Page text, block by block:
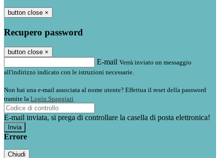
button close ×
Recupero password
button close ×
E-mail Verrà inviato un messaggio
all'indirizzo indicato con le istruzioni necessarie.
Non hai una e-mail associata al nome utente? Effettua il reset della password
tramite la Login Spaggiari
E-mail inviata, si prega di controllare la casella di posta elettronica!
Errore
Chiudi